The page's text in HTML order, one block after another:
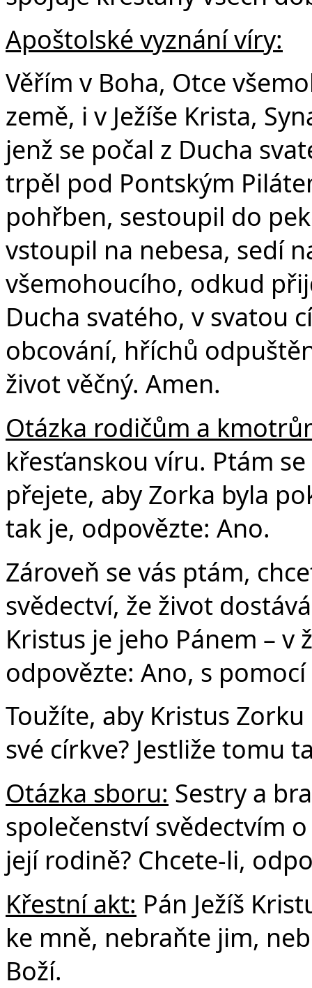
Apoštolské vyznání víry:
Věřím v Boha, Otce
země, i v Ježíše Krista,
jenž se počal z Ducha
trpěl pod Pontským
pohřben, sestoupil do
vstoupil na nebesa, sedí
všemohoucího, odkud
Ducha svatého, v svatou
obcování, hříchů
život věčný. Amen.
Otázka rodičům a
křesťanskou víru. Ptám
přejete, aby Zorka byla
tak je, odpovězte: Ano.
Zároveň se vás ptám,
svědectví, že život
Kristus je jeho Pánem – v
odpovězte: Ano, s pomocí
Toužíte, aby Kristus
své církve? Jestliže tomu
Otázka sboru: Sestry a
společenství svědectvím
její rodině? Chcete-li,
Křestní akt: Pán Ježíš
ke mně, nebraňte jim,
Boží.